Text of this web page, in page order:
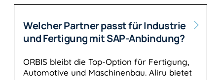
Welcher Partner passt für Industrie
und Fertigung mit SAP-Anbindung?
ORBIS bleibt die Top-Option für Fertigung,
Automotive und Maschinenbau. Aliru bietet